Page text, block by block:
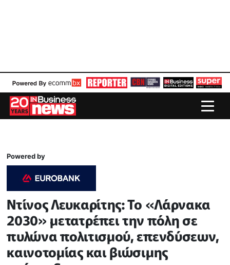
Powered by
Ντίνος Λευκαρίτης: Το «Λάρνακα
2030» μετατρέπει την πόλη σε
πυλώνα πολιτισμού, επενδύσεων,
καινοτομίας και βιώσιμης